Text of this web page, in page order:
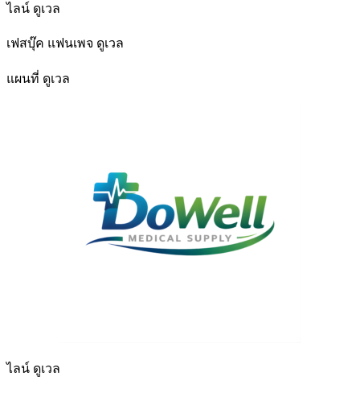
ไลน์ ดูเวล
เฟสบุ๊ค แฟนเพจ ดูเวล
แผนที่ ดูเวล
ไลน์ ดูเวล